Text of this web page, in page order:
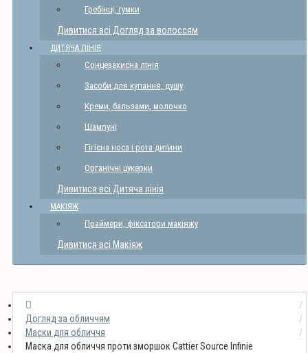
Гребінці, гумки
Дивитися всі Догляд за волоссям
ДИТЯЧА ЛІНІЯ
Сонцезахисна лінія
Засоби для купання, душу
Креми, бальзами, молочко
Шампуні
Гігієна носа і рота дитини
Органічні цукерки
Дивитися всі Дитяча лінія
МАКІЯЖ
Праймери, фіксатори макіяжу
Дивитися всі Макіяж
Догляд за обличчям
Маски для обличчя
Маска для обличчя проти зморшок Cattier Source Infinie